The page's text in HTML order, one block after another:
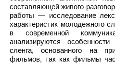
составляющей живого
работы — исследование
характеристик молодежного
в современной
анализируются особенности
сленга, основанного на
фильмов, так как фильмы